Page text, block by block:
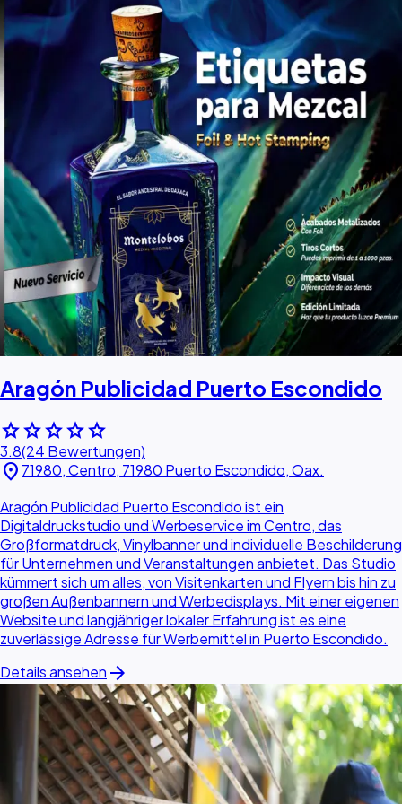
Aragón Publicidad Puerto Escondido
starstarstarstarstar
3.8(24 Bewertungen)
location_on 71980, Centro, 71980 Puerto Escondido, Oax.
Aragón Publicidad Puerto Escondido ist ein
Digitaldruckstudio und Werbeservice im Centro, das
Großformatdruck, Vinylbanner und individuelle Beschilderung
für Unternehmen und Veranstaltungen anbietet. Das Studio
kümmert sich um alles, von Visitenkarten und Flyern bis hin zu
großen Außenbannern und Werbedisplays. Mit einer eigenen
Website und langjähriger lokaler Erfahrung ist es eine
zuverlässige Adresse für Werbemittel in Puerto Escondido.
Details ansehen arrow_forward